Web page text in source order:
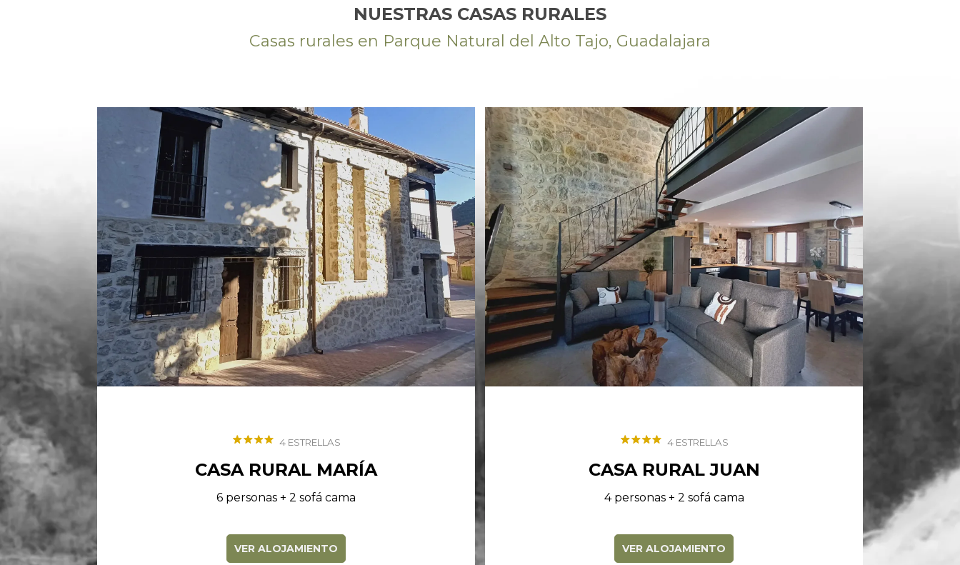
NUESTRAS CASAS RURALES
Casas rurales en Parque Natural del Alto Tajo, Guadalajara
4 ESTRELLAS
CASA RURAL MARÍA
6 personas + 2 sofá cama
VER ALOJAMIENTO
4 ESTRELLAS
CASA RURAL JUAN
4 personas + 2 sofá cama
VER ALOJAMIENTO